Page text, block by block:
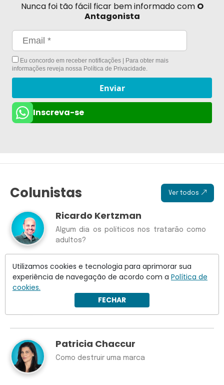
Utilizamos cookies e tecnologia para aprimorar sua
experiência de navegação de acordo com a Política de
cookies.
FECHAR
Nunca foi tão fácil ficar bem informado com O
Antagonista
Eu concordo em receber notificações | Para obter mais
informações reveja nossa Política de Privacidade.
Enviar
Inscreva-se
Colunistas Ver todos
Ricardo Kertzman
Algum dia os políticos nos tratarão como
adultos?
Wilson Lima
Crusoé: Discord, Janja e o velho impulso do
PT de tratar o cidadão como incapaz
Patricia Chaccur
Como destruir uma marca